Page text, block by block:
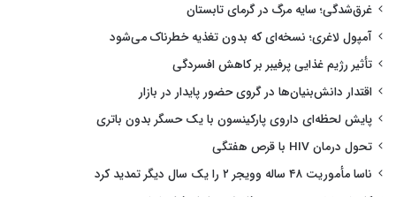
غرق‌شدگی؛ سایه مرگ در گرمای تابستان
آمپول لاغری؛ نسخه‌ای که بدون تغذیه خطرناک می‌شود
تأثیر رژیم غذایی پرفیبر بر کاهش افسردگی
اقتدار دانش‌بنیان‌ها در گروی حضور پایدار در بازار
پایش لحظه‌ای داروی پارکینسون با یک حسگر بدون باتری
تحول درمان HIV با قرص هفتگی
ناسا مأموریت ۴۸ ساله وویجر ۲ را یک سال دیگر تمدید کرد